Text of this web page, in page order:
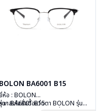
BOLON BA6001 B15
ห้อ : BOLON
น : BA6001 B15
ากสนใจสั่งชื้อแว่นตา BOLON รุ่น